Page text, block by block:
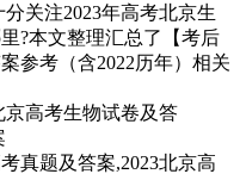
关注2023年高考北京生
?本文整理汇总了【考后
参考（含2022历年）相关
真题及答案,2023北京高